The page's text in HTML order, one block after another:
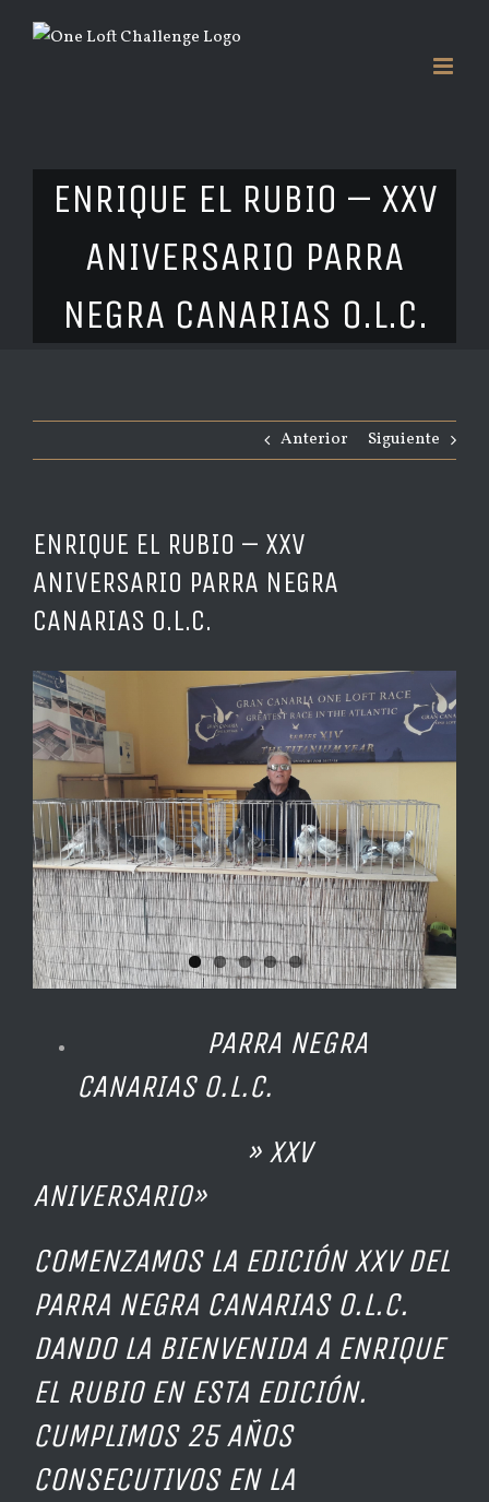
ENRIQUE EL RUBIO – XXV
ANIVERSARIO PARRA
NEGRA CANARIAS O.L.C.
Anterior Siguiente
ENRIQUE EL RUBIO – XXV
ANIVERSARIO PARRA NEGRA
CANARIAS O.L.C.
PARRA NEGRA
CANARIAS O.L.C.
» XXV
ANIVERSARIO»
COMENZAMOS LA EDICIÓN XXV DEL
PARRA NEGRA CANARIAS O.L.C.
DANDO LA BIENVENIDA A ENRIQUE
EL RUBIO EN ESTA EDICIÓN.
CUMPLIMOS 25 AÑOS
CONSECUTIVOS EN LA